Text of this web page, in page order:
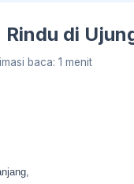
Rindu di
baca: 1 menit